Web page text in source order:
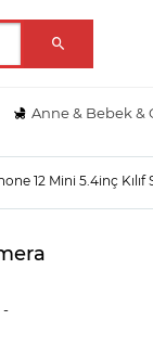
Anne & Bebek &
12 Mini 5.4inç Kılıf
-